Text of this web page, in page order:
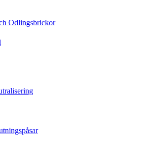
Odlingsbrickor